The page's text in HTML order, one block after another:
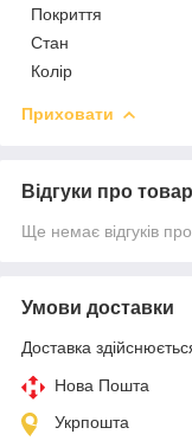
Покриття
Стан
Колір
Приховати
Відгуки про товар
Ще немає відгуків
Умови доставки
Доставка
Нова Пошта
Укрпошта